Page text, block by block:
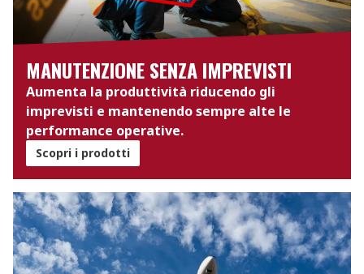
MANUTENZIONE SENZA IMPREVISTI
Aumenta la produttività riducendo gli
imprevisti e mantenendo sempre alte le
performance operative.
Scopri i prodotti